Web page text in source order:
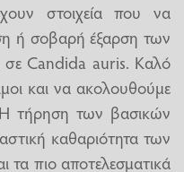
στοιχεία που να
ή σοβαρή έξαρση των
σε Candida auris. Καλό
και να ακολουθούμε
Η τήρηση των βασικών
καθαριότητα των
τα πιο αποτελεσματικά